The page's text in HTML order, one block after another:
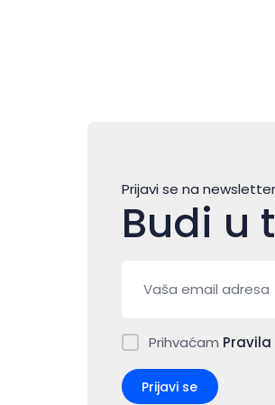
Prijavi se na newsletter
Budi u
Prihvaćam
Prijavi se